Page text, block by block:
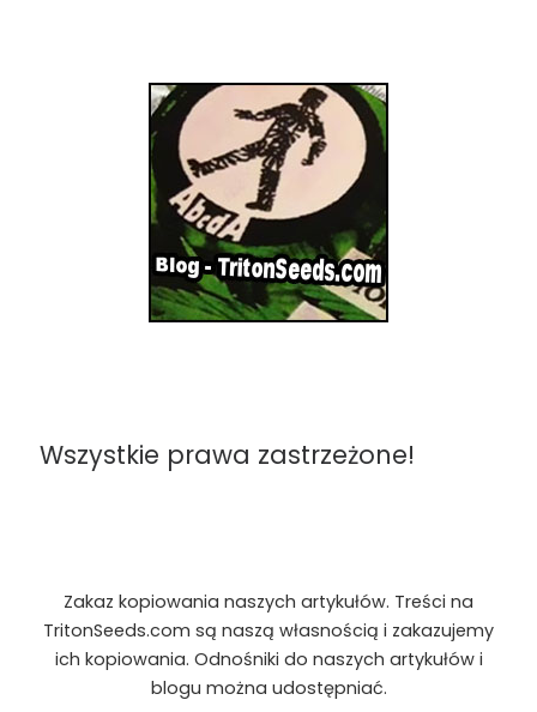
Wszystkie prawa zastrzeżone!
Zakaz kopiowania naszych artykułów. Treści na
TritonSeeds.com są naszą własnością i zakazujemy
ich kopiowania. Odnośniki do naszych artykułów i
blogu można udostępniać.